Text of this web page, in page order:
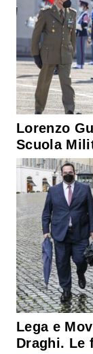
Lorenzo
Scuola
Lega e
Draghi. Le